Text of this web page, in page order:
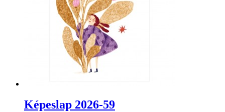
Képeslap 2026-59